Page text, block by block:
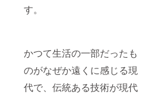
す。
かつて生活の一部だったも
のがなぜか遠くに感じる現
代で、伝統ある技術が現代